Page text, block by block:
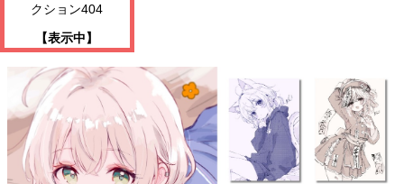
クション404
【表示中】